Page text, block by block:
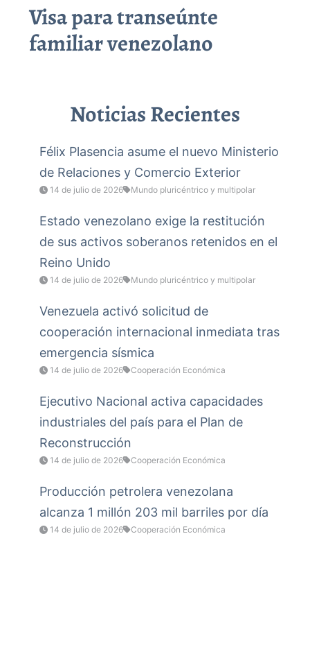
Visa para transeúnte
familiar venezolano
Noticias Recientes
Félix Plasencia asume el nuevo Ministerio
de Relaciones y Comercio Exterior
14 de julio de 2026 Mundo pluricéntrico y multipolar
Estado venezolano exige la restitución
de sus activos soberanos retenidos en el
Reino Unido
14 de julio de 2026 Mundo pluricéntrico y multipolar
Venezuela activó solicitud de
cooperación internacional inmediata tras
emergencia sísmica
14 de julio de 2026 Cooperación Económica
Ejecutivo Nacional activa capacidades
industriales del país para el Plan de
Reconstrucción
14 de julio de 2026 Cooperación Económica
Producción petrolera venezolana
alcanza 1 millón 203 mil barriles por día
14 de julio de 2026 Cooperación Económica